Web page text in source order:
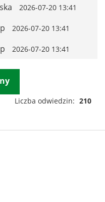
2026-07-20 13:41
2026-07-20 13:41
2026-07-20 13:41
Liczba odwiedzin 210